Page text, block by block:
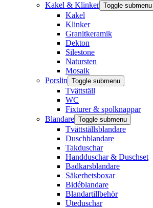
Kakel & Klinker Toggle submenu
Kakel
Klinker
Granitkeramik
Dekton
Silestone
Natursten
Mosaik
Porslin Toggle submenu
Tvättställ
WC
Fixturer & spolknappar
Blandare Toggle submenu
Tvättställsblandare
Duschblandare
Takduschar
Handduschar & Duschset
Badkarsblandare
Säkerhetsboxar
Bidéblandare
Blandartillbehör
Uteduschar